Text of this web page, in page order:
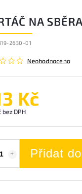
NA
2630-01
Neohodnoceno
Kč
bez DPH
Přidat